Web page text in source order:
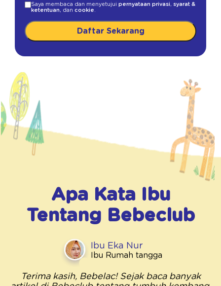
Saya membaca dan menyetujui pernyataan privasi, syarat &
ketentuan, dan cookie
Daftar Sekarang
Apa Kata Ibu
Tentang Bebeclub
Ibu Eka Nur
Ibu Rumah tangga
Terima kasih, Bebelac! Sejak baca banyak